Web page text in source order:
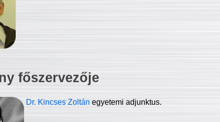
főszervezője
Dr. Kincses Zoltán egyetemi adjunktus.